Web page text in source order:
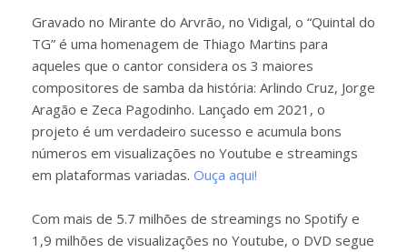
Gravado no Mirante do Arvrão, no Vidigal, o “Quintal do
TG” é uma homenagem de Thiago Martins para
aqueles que o cantor considera os 3 maiores
compositores de samba da história: Arlindo Cruz, Jorge
Aragão e Zeca Pagodinho. Lançado em 2021, o
projeto é um verdadeiro sucesso e acumula bons
números em visualizações no Youtube e streamings
em plataformas variadas. Ouça aqui!
Com mais de 5.7 milhões de streamings no Spotify e
1,9 milhões de visualizações no Youtube, o DVD segue